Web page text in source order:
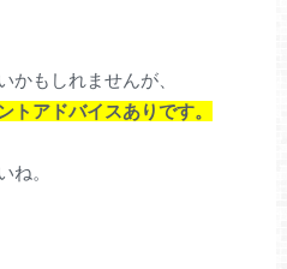
かもしれませんが、
トアドバイスありです。
ね。